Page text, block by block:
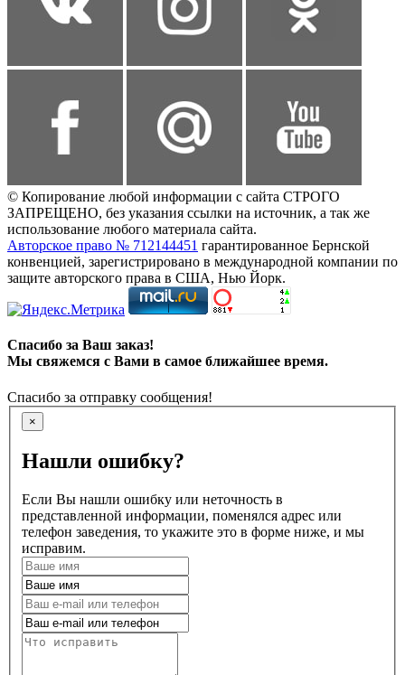
© Копирование любой информации с сайта СТРОГО
ЗАПРЕЩЕНО, без указания ссылки на источник, а так же
использование любого материала сайта.
Авторское право № 712144451 гарантированное Бернской
конвенцией, зарегистрировано в международной компании по
защите авторского права в США, Нью Йорк.
Спасибо за Ваш заказ!
Мы свяжемся с Вами в самое ближайшее время.
Спасибо за отправку сообщения!
×
Нашли ошибку?
Если Вы нашли ошибку или неточность в
представленной информации, поменялся адрес или
телефон заведения, то укажите это в форме ниже, и мы
исправим.